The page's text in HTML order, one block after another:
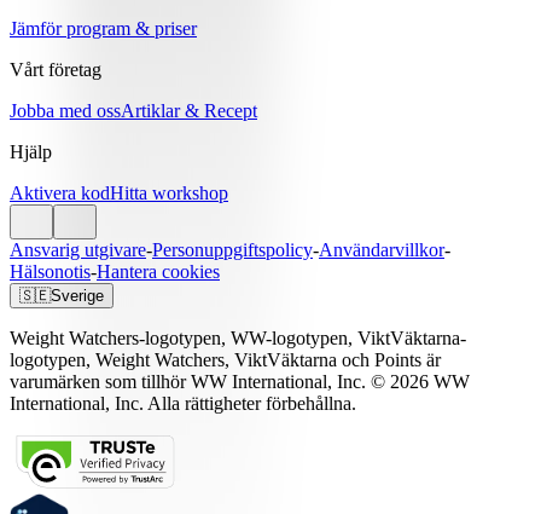
Jämför program & priser
Vårt företag
Jobba med ossArtiklar & Recept
Hjälp
Aktivera kodHitta workshop
Ansvarig utgivare-Personuppgiftspolicy-Användarvillkor-
Hälsonotis-Hantera cookies
🇸🇪Sverige
Weight Watchers-logotypen, WW-logotypen, ViktVäktarna-
logotypen, Weight Watchers, ViktVäktarna och Points är
varumärken som tillhör WW International, Inc. © 2026 WW
International, Inc. Alla rättigheter förbehållna.